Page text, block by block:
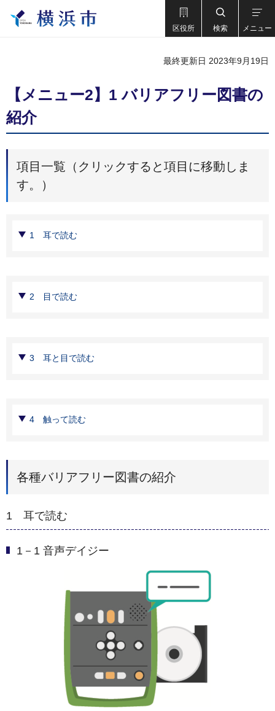
区役所 検索 メニュー
最終更新日 2023年9月19日
【メニュー2】1 バリアフリー図書の
紹介
項目一覧（クリックすると項目に移動しま
す。）
1 耳で読む
2 目で読む
3 耳と目で読む
4 触って読む
各種バリアフリー図書の紹介
1 耳で読む
1－1 音声デイジー